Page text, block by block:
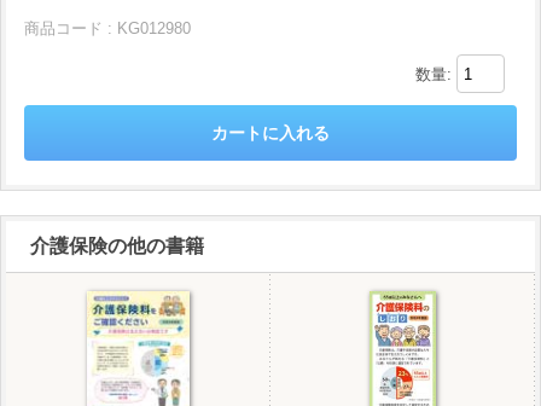
商品コード : KG012980
数量:
介護保険の他の書籍